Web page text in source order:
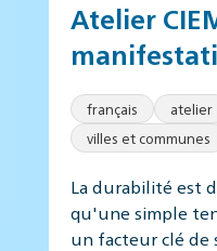
Atelier
français atelier
villes et communes
La durabilité est
qu'une simple
un facteur clé de